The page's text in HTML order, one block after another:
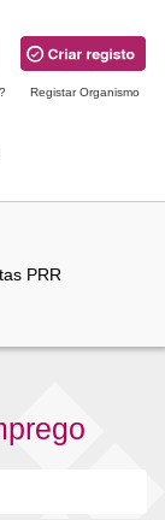
Registar Organismo
PRR